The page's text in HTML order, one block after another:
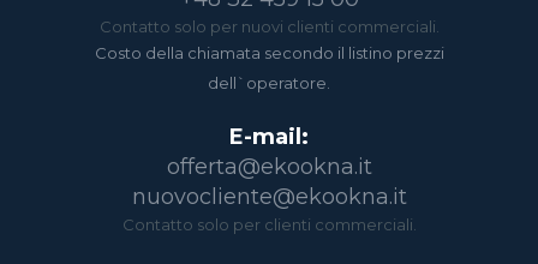
Contatto solo per nuovi clienti commerciali.
Costo della chiamata secondo il listino prezzi
dell`operatore.
E-mail:
offerta@ekookna.it
nuovocliente@ekookna.it
Contatto solo per clienti commerciali.